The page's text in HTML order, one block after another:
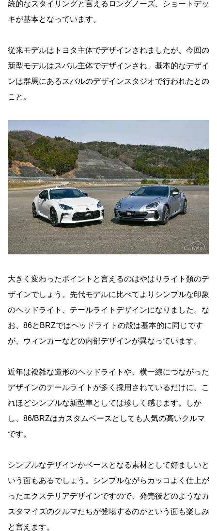
統的なスタイリングと言えるロングノーズ、ショートデッ
キが基本となっています。
従来モデルはトヨタ主体でデザインされましたが、今回の
新型モデルはスバル主体でデザインされ、基本的なデザイ
ンは群馬にあるスバルのデザインスタジオで行われたとの
こと。
大きく変わったポイントと言えるのはやはりライト類のデ
ザインでしょう。先代モデルに比べてよりシンプルな印象
のヘッドライト、テールライトデザインになりました。な
お、86とBRZではヘッドライトの殻は基本的に同じです
が、ウィンカーなどの内部デザインが異なっています。
近年は複雑な造形のヘッドライトや、横一線につながった
デザインのテールライトが多く採用されているだけに、こ
れほどシンプルな新型車としては珍しく感じます。しか
し、86/BRZはカスタムベースとしても人気の高いクルマ
です。
シンプルなデザインがベースとなる素材として好ましいと
いう面もあるでしょう。シンプルながらカッコよく仕上が
ったエクステリアデザインですので、発売後どのようなカ
スタマイズのクルマたちが登場するのかという面も楽しみ
と言えます。